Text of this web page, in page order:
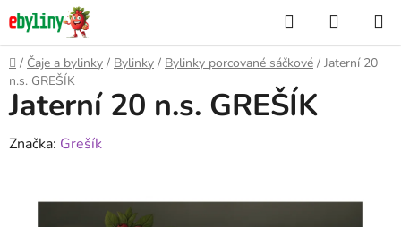
Přejít
na
obsah
Hledat
KOŠÍK
Domů
/ Čaje a bylinky / Bylinky / Bylinky porcované sáčkové / Jaterní 20
n.s. GREŠÍK
Jaterní 20 n.s. GREŠÍK
Značka: Grešík